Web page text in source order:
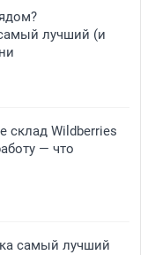
лучший (и
склад Wildberries
— что
самый лучший